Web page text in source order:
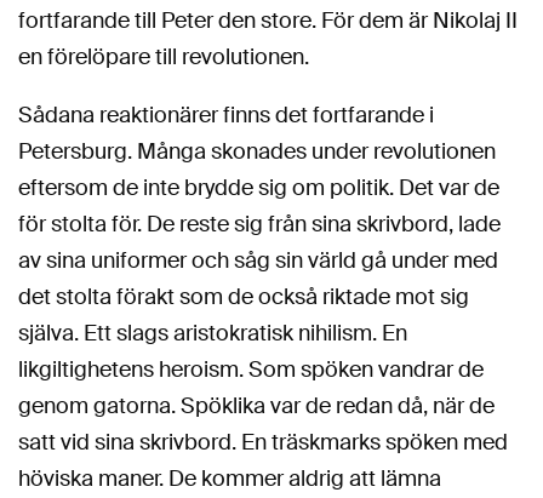
fortfarande till Peter den store. För dem är Nikolaj II
en förelöpare till revolutionen.
Sådana reaktionärer finns det fortfarande i
Petersburg. Många skonades under revolutionen
eftersom de inte brydde sig om politik. Det var de
för stolta för. De reste sig från sina skrivbord, lade
av sina uniformer och såg sin värld gå under med
det stolta förakt som de också riktade mot sig
själva. Ett slags aristokratisk nihilism. En
likgiltighetens heroism. Som spöken vandrar de
genom gatorna. Spöklika var de redan då, när de
satt vid sina skrivbord. En träskmarks spöken med
höviska maner. De kommer aldrig att lämna